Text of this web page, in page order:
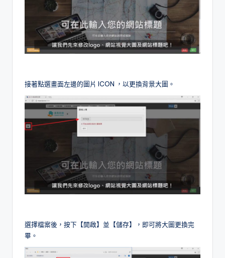
接著點選畫面左邊的圖片 ICON ，以更換背景大圖。
選擇檔案後，按下【開啟】並【儲存】，即可將大圖更換完
畢。